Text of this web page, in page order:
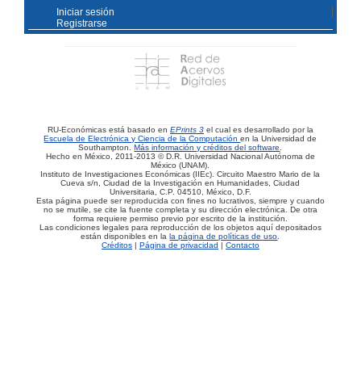
Iniciar sesión
Registrarse
RU-Económicas está basado en EPrints 3 el cual es desarrollado por la
Escuela de Electrónica y Ciencia de la Computaciónen la Universidad de
Southampton.Más información y créditos del software.
Hecho en México, 2011-2013 © D.R. Universidad Nacional Autónoma de
México (UNAM).
Instituto de Investigaciones Económicas (IIEc). Circuito Maestro Mario de la
Cueva s/n, Ciudad de la Investigación en Humanidades, Ciudad
Universitaria, C.P. 04510, México, D.F.
Esta página puede ser reproducida con fines no lucrativos, siempre y cuando
no se mutile, se cite la fuente completa y su dirección electrónica. De otra
forma requiere permiso previo por escrito de la institución.
Las condiciones legales para reproducción de los objetos aquí depositados
están disponibles en lala página de políticas de uso.
Créditos| Página de privacidad | Contacto